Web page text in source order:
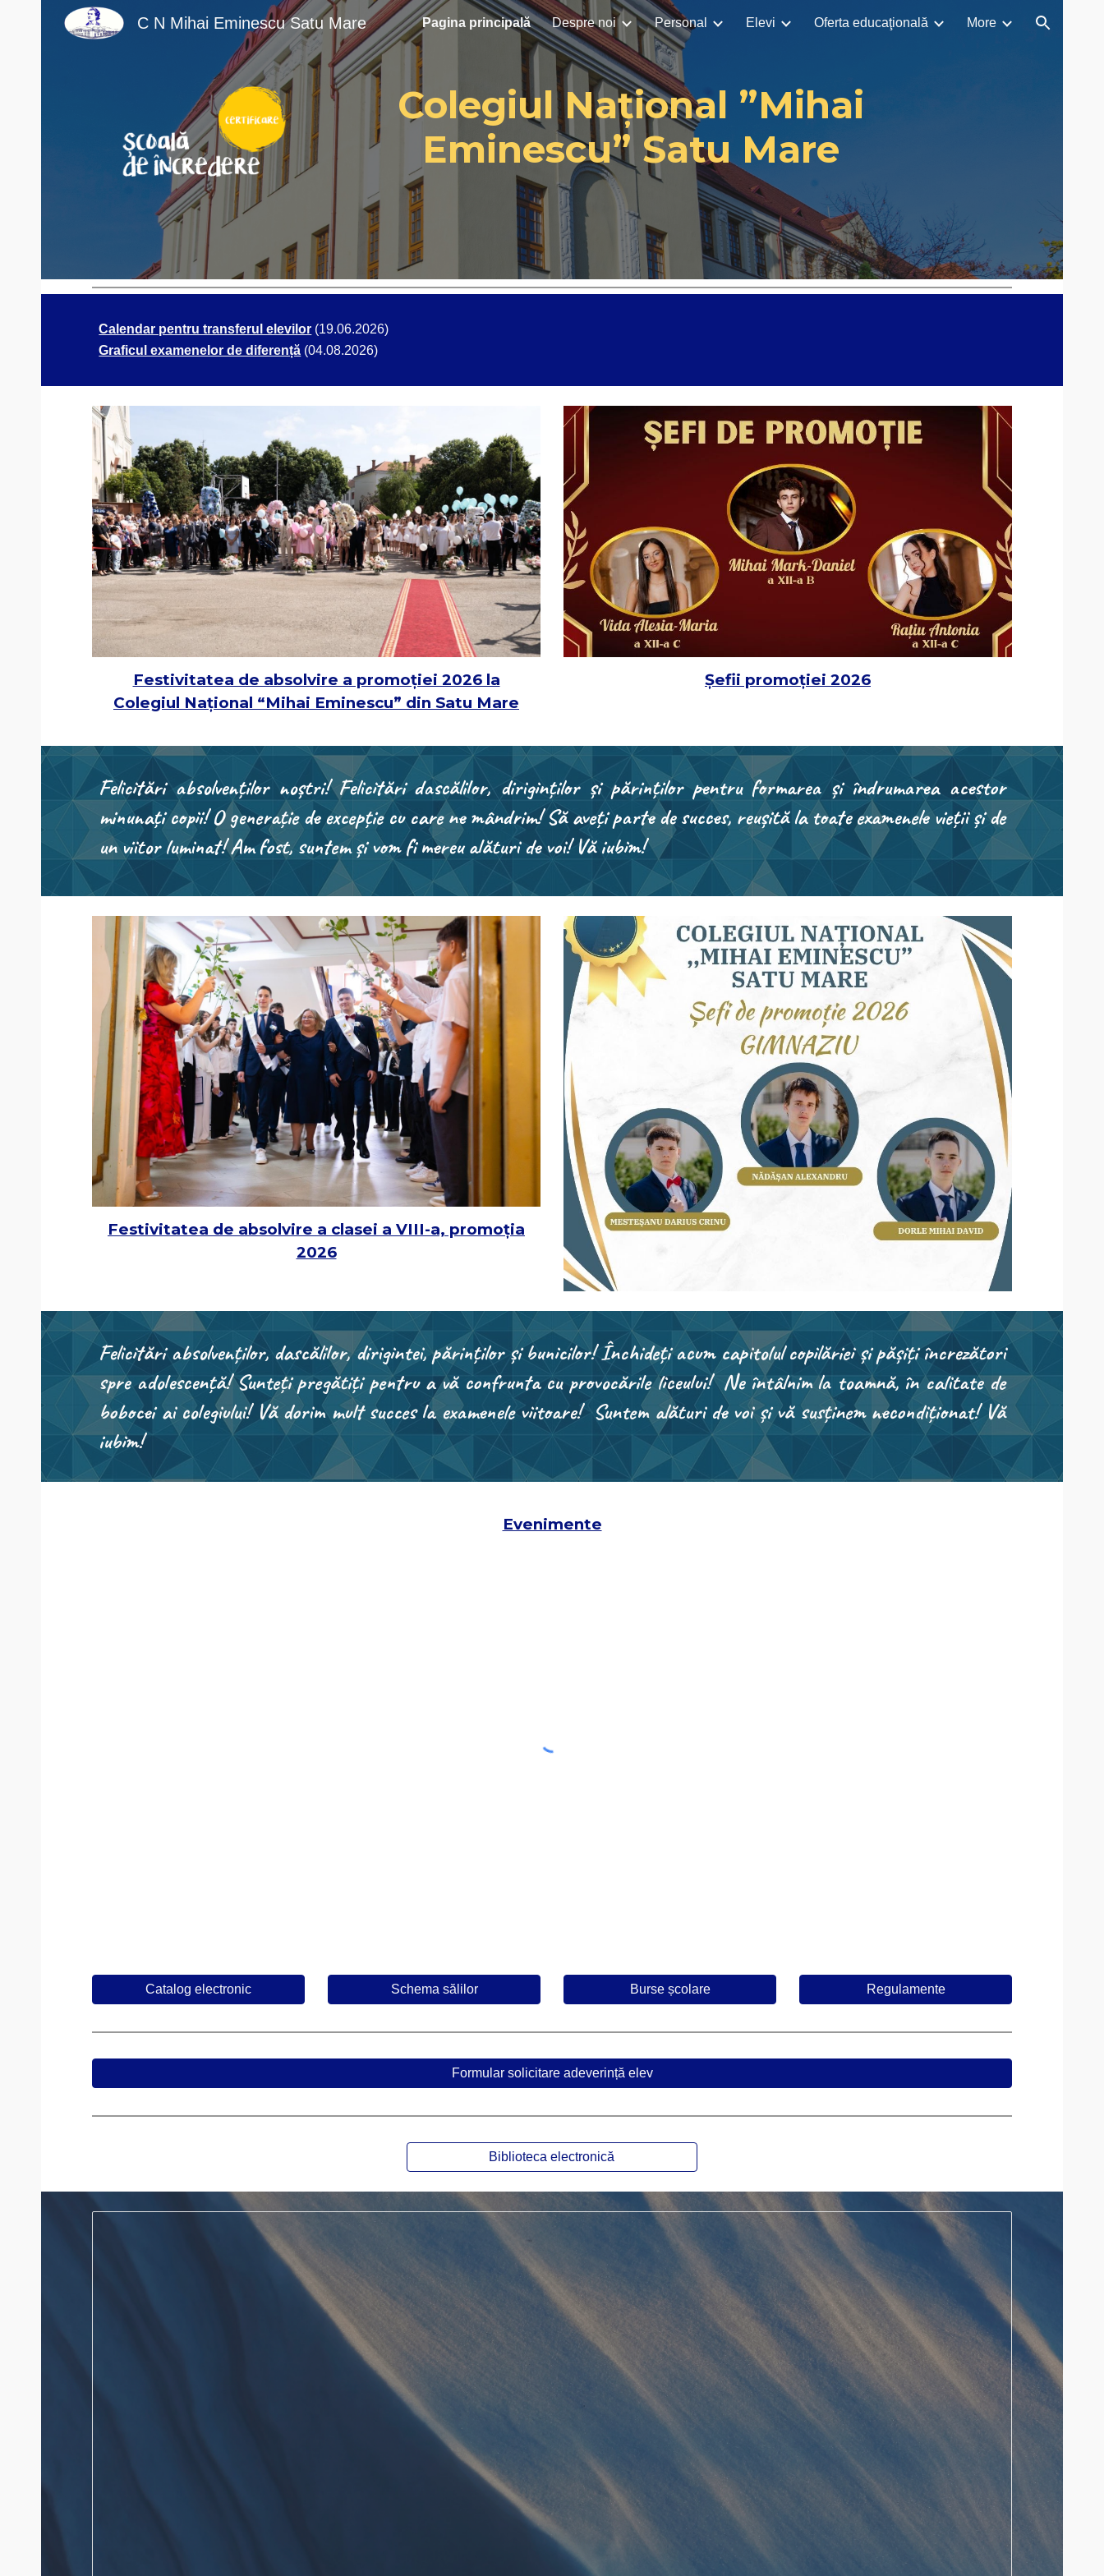
Skip to main content Skip to navigation
C N Mihai Eminescu Satu Mare Pagina principală Despre noi Personal Elevi Oferta educaţională More
Colegiul Național ”Mihai
Eminescu” Satu Mare
Calendar pentru transferul elevilor (19.06.2026)
Graficul examenelor de diferență (04.08.2026)
Festivitatea de absolvire a promoției 2026 la
Colegiul Național “Mihai Eminescu” din Satu Mare
Șefii promoției 2026
Felicitări absolvenților noștri! Felicitări dascălilor, diriginților și părinților pentru formarea și îndrumarea acestor
minunați copii! O generație de excepție cu care ne mândrim! Să aveți parte de succes, reușită la toate examenele vieții și de
un viitor luminat! Am fost, suntem și vom fi mereu alături de voi! Vă iubim!
Festivitatea de absolvire a clasei a VIII-a, promoția
2026
Felicitări absolvenților, dascălilor, dirigintei, părinților și bunicilor! Închideți acum capitolul copilăriei și pășiți încrezători
spre adolescență! Sunteți pregătiți pentru a vă confrunta cu provocările liceului! Ne întâlnim la toamnă, în calitate de
bobocei ai colegiului! Vă dorim mult succes la examenele viitoare! Suntem alături de voi și vă susținem necondiționat! Vă
iubim!
Evenimente
Catalog electronic Schema sălilor Burse școlare Regulamente
Formular solicitare adeverință elev
Biblioteca electronică